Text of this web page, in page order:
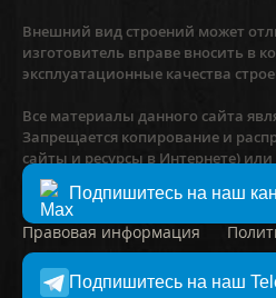
Внешний вид строений может
изготовитель вправе вносить в
эксплуатационные качества
Все материалы данного сайта
Запрещается копирование и
сайты и ресурсы в Интернете)
предварительного согласия
Правовая информация
2010–2026Компания
Подпишитесь на наш
Подпишитесь на наш